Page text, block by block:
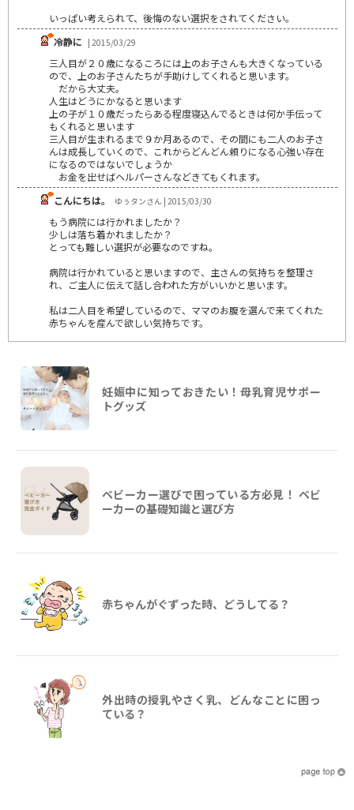
いっぱい考えられて、後悔のない選択をされてください。
冷静に | 2015/03/29
三人目が２０歳になるころには上のお子さんも大きくなっている
ので、上のお子さんたちが手助けしてくれると思います。
だから大丈夫。
人生はどうにかなると思います
上の子が１０歳だったらある程度寝込んでるときは何か手伝って
もくれると思います
三人目が生まれるまで９か月あるので、その間にも二人のお子さ
んは成長していくので、これからどんどん頼りになる心強い存在
になるのではないでしょうか
お金を出せばヘルパーさんなどきてもくれます。
こんにちは。
ゆぅタンさん | 2015/03/30
もう病院には行かれましたか？
少しは落ち着かれましたか？
とっても難しい選択が必要なのですね。
病院は行かれていると思いますので、主さんの気持ちを整理さ
れ、ご主人に伝えて話し合われた方がいいかと思います。
私は二人目を希望しているので、ママのお腹を選んで来てくれた
赤ちゃんを産んで欲しい気持ちです。
妊娠中に知っておきたい！母乳育児サポー
トグッズ
ベビーカー選びで困っている方必見！ ベビ
ーカーの基礎知識と選び方
赤ちゃんがぐずった時、どうしてる？
外出時の授乳やさく乳、どんなことに困っ
ている？